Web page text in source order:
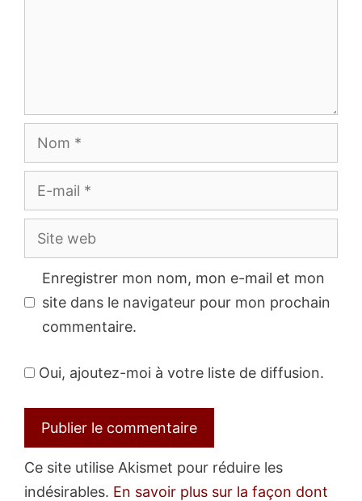
Nom
E-
mail
Site
web
Enregistrer mon nom, mon e-mail et mon
site dans le navigateur pour mon prochain
commentaire.
Oui, ajoutez-moi à votre liste de diffusion.
Ce site utilise Akismet pour réduire les
indésirables. En savoir plus sur la façon dont